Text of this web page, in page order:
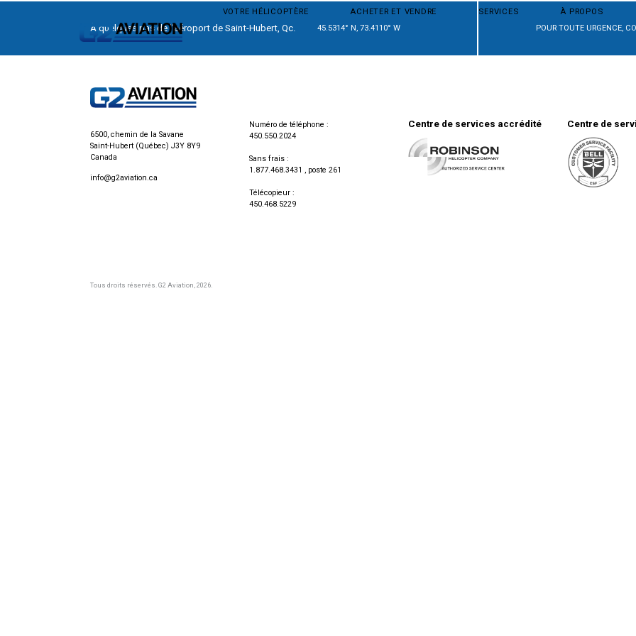
VOTRE HÉLICOPTÈRE ACHETER ET VENDRE SERVICES À PROPOS
À quelques pas de l’aéroport de Saint-Hubert, Qc. 45.5314° N, 73.4110° W POUR TOUTE URGENCE,
6500, chemin de la Savane
Saint-Hubert (Québec) J3Y 8Y9
Canada
info@g2aviation.ca
Numéro de téléphone :
450.550.2024
Sans frais :
1.877.468.3431 , poste 261
Télécopieur :
450.468.5229
Centre de services accrédité Centre de
Tous droits réservés. G2 Aviation , 2026.